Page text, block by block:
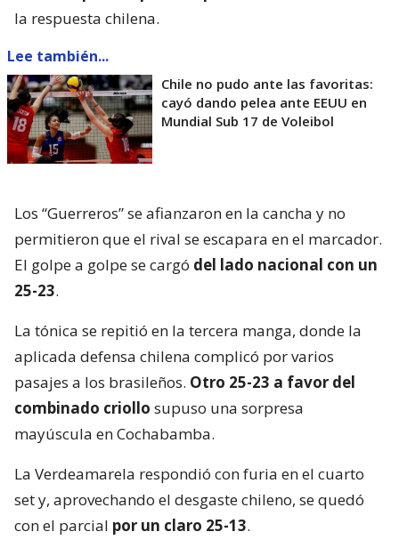
la respuesta chilena.
Lee también...
Chile no pudo ante las favoritas:
cayó dando pelea ante EEUU en
Mundial Sub 17 de Voleibol
Los “Guerreros” se afianzaron en la cancha y no
permitieron que el rival se escapara en el marcador.
El golpe a golpe se cargó del lado nacional con un
25-23.
La tónica se repitió en la tercera manga, donde la
aplicada defensa chilena complicó por varios
pasajes a los brasileños. Otro 25-23 a favor del
combinado criollo supuso una sorpresa
mayúscula en Cochabamba.
La Verdeamarela respondió con furia en el cuarto
set y, aprovechando el desgaste chileno, se quedó
con el parcial por un claro 25-13.